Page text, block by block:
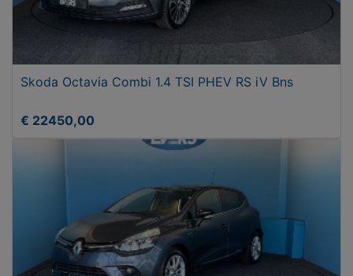
Skoda Octavia Combi 1.4 TSI PHEV RS iV Bns
€ 22450,00